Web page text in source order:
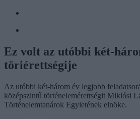
Ez volt az utóbbi két-
töriérettségije
Az utóbbi két-három év legjobb
középszintű történelemérettségit Miklósi
Történelemtanárok Egyletének elnöke.